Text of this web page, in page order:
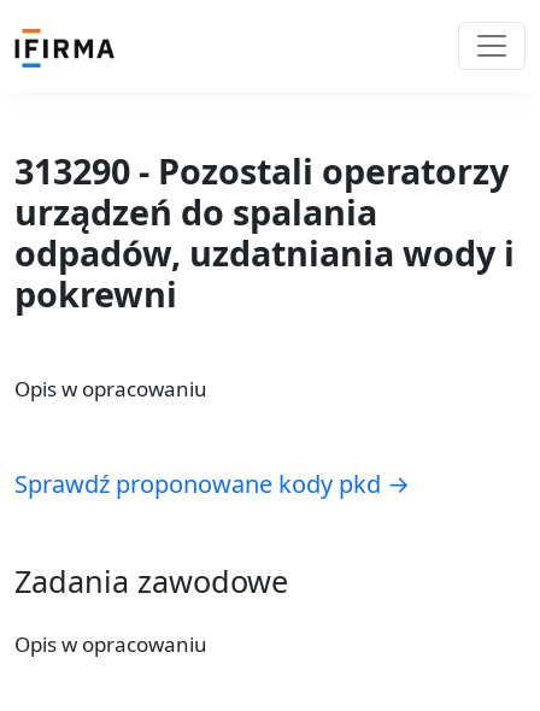
313290 - Pozostali operatorzy
urządzeń do spalania
odpadów, uzdatniania wody i
pokrewni
Opis w opracowaniu
Sprawdź proponowane kody pkd →
Zadania zawodowe
Opis w opracowaniu